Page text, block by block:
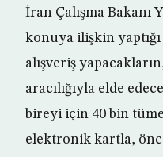
İran Çalışma Bakanı
konuya ilişkin
alışveriş
aracılığıyla elde
bireyi için 40 bin
elektronik kartla,